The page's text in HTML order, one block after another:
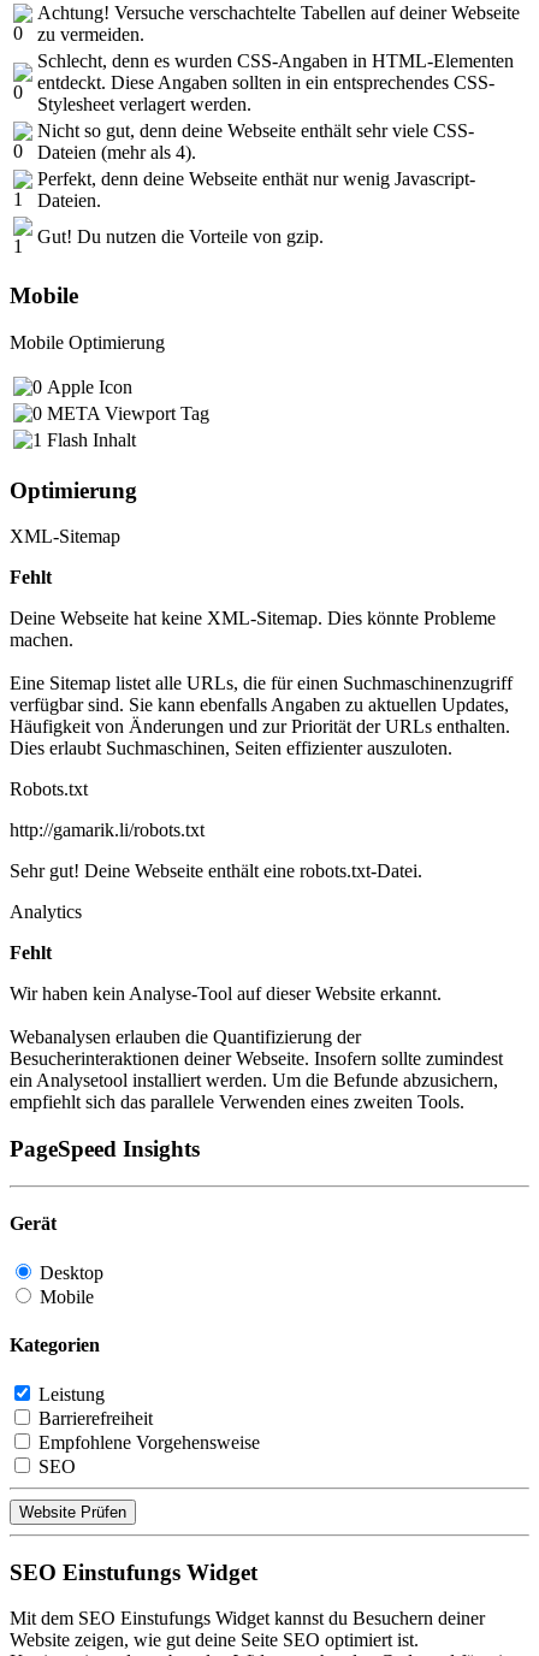
Achtung! Versuche verschachtelte Tabellen auf deiner Webseite
zu vermeiden.
Schlecht, denn es wurden CSS-Angaben in HTML-Elementen
entdeckt. Diese Angaben sollten in ein entsprechendes CSS-
Stylesheet verlagert werden.
Nicht so gut, denn deine Webseite enthält sehr viele CSS-
Dateien (mehr als 4).
Perfekt, denn deine Webseite enthät nur wenig Javascript-
Dateien.
Gut! Du nutzen die Vorteile von gzip.
Mobile
Mobile Optimierung
Apple Icon
META Viewport Tag
Flash Inhalt
Optimierung
XML-Sitemap
Fehlt
Deine Webseite hat keine XML-Sitemap. Dies könnte Probleme
machen.
Eine Sitemap listet alle URLs, die für einen Suchmaschinenzugriff
verfügbar sind. Sie kann ebenfalls Angaben zu aktuellen Updates,
Häufigkeit von Änderungen und zur Priorität der URLs enthalten.
Dies erlaubt Suchmaschinen, Seiten effizienter auszuloten.
Robots.txt
http://gamarik.li/robots.txt
Sehr gut! Deine Webseite enthält eine robots.txt-Datei.
Analytics
Fehlt
Wir haben kein Analyse-Tool auf dieser Website erkannt.
Webanalysen erlauben die Quantifizierung der
Besucherinteraktionen deiner Webseite. Insofern sollte zumindest
ein Analysetool installiert werden. Um die Befunde abzusichern,
empfiehlt sich das parallele Verwenden eines zweiten Tools.
PageSpeed Insights
Gerät
Desktop
Mobile
Kategorien
Leistung
Barrierefreiheit
Empfohlene Vorgehensweise
SEO
Website Prüfen
SEO Einstufungs Widget
Mit dem SEO Einstufungs Widget kannst du Besuchern deiner
Website zeigen, wie gut deine Seite SEO optimiert ist.